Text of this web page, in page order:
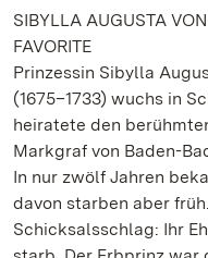
SIBYLLA AUGUSTA
FAVORITE
Prinzessin Sibylla
(1675–1733) wuchs in
heiratete den
Markgraf von Baden-
In nur zwölf Jahren
davon starben aber
Schicksalsschlag: Ihr